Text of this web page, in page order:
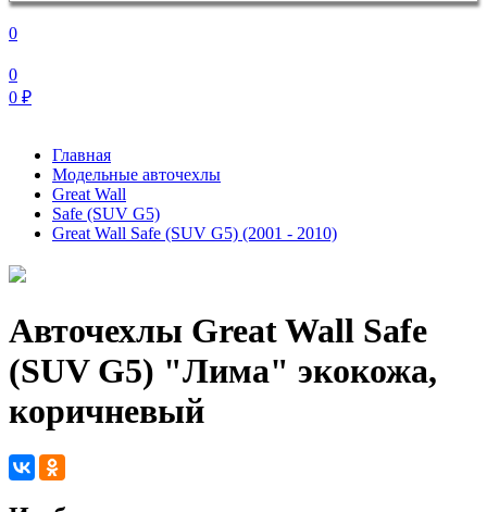
0
0
0 ₽
Главная
Модельные авточехлы
Great Wall
Safe (SUV G5)
Great Wall Safe (SUV G5) (2001 - 2010)
Авточехлы Great Wall Safe
(SUV G5) "Лима" экокожа,
коричневый